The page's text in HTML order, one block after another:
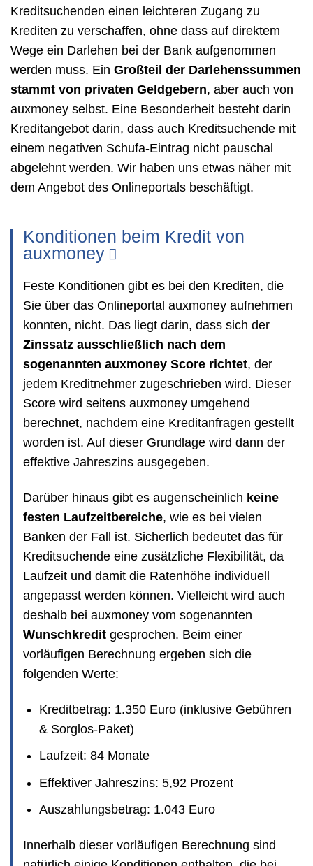
Kreditsuchenden einen leichteren Zugang zu
Krediten zu verschaffen, ohne dass auf direktem
Wege ein Darlehen bei der Bank aufgenommen
werden muss. Ein Großteil der Darlehenssummen
stammt von privaten Geldgebern, aber auch von
auxmoney selbst. Eine Besonderheit besteht darin
Kreditangebot darin, dass auch Kreditsuchende mit
einem negativen Schufa-Eintrag nicht pauschal
abgelehnt werden. Wir haben uns etwas näher mit
dem Angebot des Onlineportals beschäftigt.
Konditionen beim Kredit von
auxmoney
Feste Konditionen gibt es bei den Krediten, die
Sie über das Onlineportal auxmoney aufnehmen
konnten, nicht. Das liegt darin, dass sich der
Zinssatz ausschließlich nach dem
sogenannten auxmoney Score richtet, der
jedem Kreditnehmer zugeschrieben wird. Dieser
Score wird seitens auxmoney umgehend
berechnet, nachdem eine Kreditanfragen gestellt
worden ist. Auf dieser Grundlage wird dann der
effektive Jahreszins ausgegeben.
Darüber hinaus gibt es augenscheinlich keine
festen Laufzeitbereiche, wie es bei vielen
Banken der Fall ist. Sicherlich bedeutet das für
Kreditsuchende eine zusätzliche Flexibilität, da
Laufzeit und damit die Ratenhöhe individuell
angepasst werden können. Vielleicht wird auch
deshalb bei auxmoney vom sogenannten
Wunschkredit gesprochen. Beim einer
vorläufigen Berechnung ergeben sich die
folgenden Werte:
Kreditbetrag: 1.350 Euro (inklusive Gebühren
& Sorglos-Paket)
Laufzeit: 84 Monate
Effektiver Jahreszins: 5,92 Prozent
Auszahlungsbetrag: 1.043 Euro
Innerhalb dieser vorläufigen Berechnung sind